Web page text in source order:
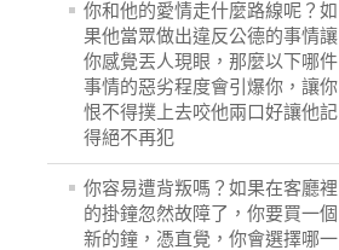
你和他的愛情走什麼路線呢？如
果他當眾做出違反公德的事情讓
你感覺丟人現眼，那麼以下哪件
事情的惡劣程度會引爆你，讓你
恨不得撲上去咬他兩口好讓他記
得絕不再犯
你容易遭背叛嗎？如果在客廳裡
的掛鐘忽然故障了，你要買一個
新的鐘，憑直覺，你會選擇哪一